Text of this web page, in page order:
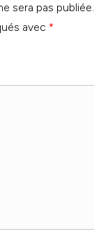
sera pas publiée.
avec *